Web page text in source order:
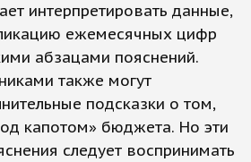
интерпретировать данные,
ежемесячных цифр
абзацами пояснений.
также могут
подсказки о том,
капотом» бюджета. Но эти
следует воспринимать